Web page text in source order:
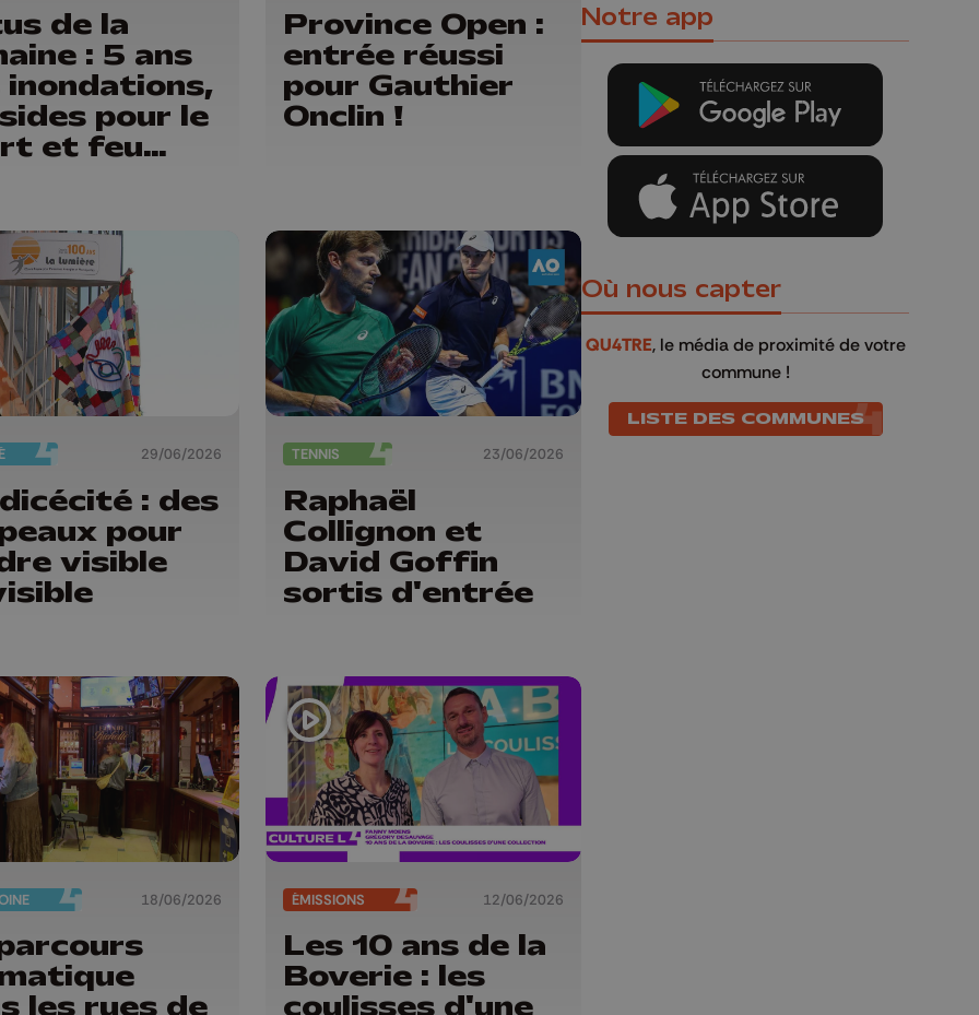
de la
: 5 ans
inondations,
pour le
et feu
Province Open :
entrée réussi
pour Gauthier
Onclin !
29/06/2026
: des
pour
visible
TENNIS 23/06/2026
Raphaël
Collignon et
David Goffin
sortis d'entrée
18/06/2026
les rues de
ÉMISSIONS 12/06/2026
Les 10 ans de la
Boverie : les
coulisses d'une
Notre app
Où nous capter
QU4TRE, le média de proximité de votre
commune !
LISTE DES COMMUNES